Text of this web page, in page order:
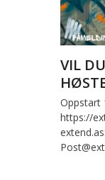
VIL
Oppstart
https://